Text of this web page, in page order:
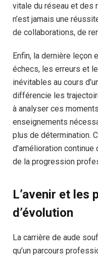
vitale du réseau et des
n’est jamais une
de collaborations, de
Enfin, la dernière
échecs, les erreurs et
inévitables au cours
différencie les
à analyser ces
enseignements
plus de détermination.
d’amélioration
de la progression
L’avenir et les
d’évolution
La carrière de aude
qu’un parcours